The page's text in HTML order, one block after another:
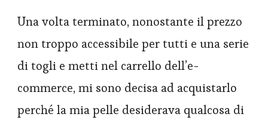
Una volta terminato, nonostante il prezzo
non troppo accessibile per tutti e una serie
di togli e metti nel carrello dell’e-
commerce, mi sono decisa ad acquistarlo
perché la mia pelle desiderava qualcosa di